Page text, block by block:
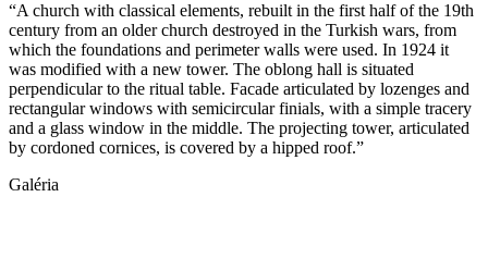
“A church with classical elements, rebuilt in the first half of the 19th
century from an older church destroyed in the Turkish wars, from
which the foundations and perimeter walls were used. In 1924 it
was modified with a new tower. The oblong hall is situated
perpendicular to the ritual table. Facade articulated by lozenges and
rectangular windows with semicircular finials, with a simple tracery
and a glass window in the middle. The projecting tower, articulated
by cordoned cornices, is covered by a hipped roof.”
Galéria